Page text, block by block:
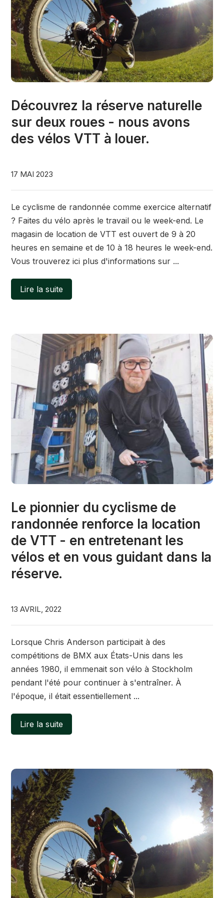
Découvrez la réserve naturelle
sur deux roues - nous avons
des vélos VTT à louer.
17 MAI 2023
Le cyclisme de randonnée comme exercice alternatif
? Faites du vélo après le travail ou le week-end. Le
magasin de location de VTT est ouvert de 9 à 20
heures en semaine et de 10 à 18 heures le week-end.
Vous trouverez ici plus d'informations sur ...
Lire la suite
Le pionnier du cyclisme de
randonnée renforce la location
de VTT - en entretenant les
vélos et en vous guidant dans la
réserve.
13 AVRIL, 2022
Lorsque Chris Anderson participait à des
compétitions de BMX aux États-Unis dans les
années 1980, il emmenait son vélo à Stockholm
pendant l'été pour continuer à s'entraîner. À
l'époque, il était essentiellement ...
Lire la suite